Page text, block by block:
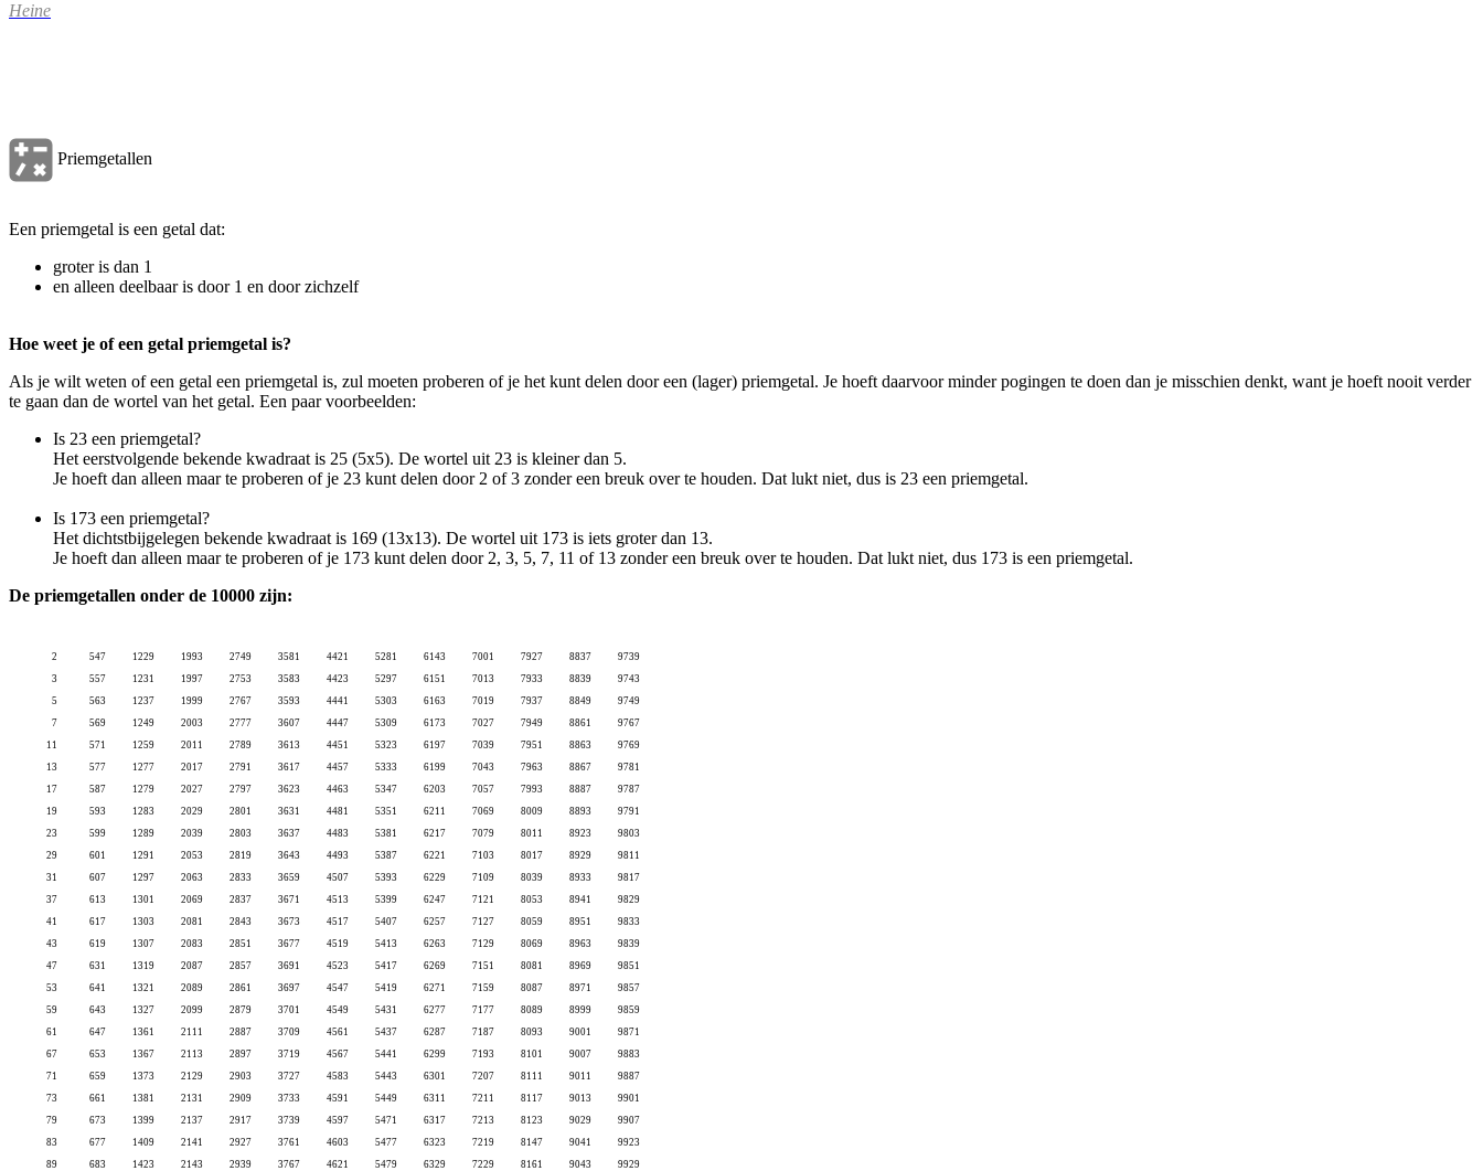
Heine
Priemgetallen
Een priemgetal is een getal dat:
groter is dan 1
en alleen deelbaar is door 1 en door zichzelf
Hoe weet je of een getal priemgetal is?
Als je wilt weten of een getal een priemgetal is, zul moeten proberen of je het kunt delen door een (lager) priemgetal. Je hoeft daarvoor minder pogingen te doen dan je misschien denkt, want je hoeft nooit verder
te gaan dan de wortel van het getal. Een paar voorbeelden:
Is 23 een priemgetal?
Het eerstvolgende bekende kwadraat is 25 (5x5). De wortel uit 23 is kleiner dan 5.
Je hoeft dan alleen maar te proberen of je 23 kunt delen door 2 of 3 zonder een breuk over te houden. Dat lukt niet, dus is 23 een priemgetal.
Is 173 een priemgetal?
Het dichtstbijgelegen bekende kwadraat is 169 (13x13). De wortel uit 173 is iets groter dan 13.
Je hoeft dan alleen maar te proberen of je 173 kunt delen door 2, 3, 5, 7, 11 of 13 zonder een breuk over te houden. Dat lukt niet, dus 173 is een priemgetal.
De priemgetallen onder de 10000 zijn:
2 547 1229 1993 2749 3581 4421 5281 6143 7001 7927 8837
9739
3
557 1231 1997 2753 3583 4423 5297 6151 7013 7933 8839
9743
5
563 1237 1999 2767 3593 4441 5303 6163 7019 7937 8849
9749
7
569 1249 2003 2777 3607 4447 5309 6173 7027 7949 8861
9767
11
571 1259 2011 2789 3613 4451 5323 6197 7039 7951 8863
9769
13
577 1277 2017 2791 3617 4457 5333 6199 7043 7963 8867
9781
17
587 1279 2027 2797 3623 4463 5347 6203 7057 7993 8887
9787
19
593 1283 2029 2801 3631 4481 5351 6211 7069 8009 8893
9791
23
599 1289 2039 2803 3637 4483 5381 6217 7079 8011 8923
9803
29
601 1291 2053 2819 3643 4493 5387 6221 7103 8017 8929
9811
31
607 1297 2063 2833 3659 4507 5393 6229 7109 8039 8933
9817
37
613 1301 2069 2837 3671 4513 5399 6247 7121 8053 8941
9829
41
617 1303 2081 2843 3673 4517 5407 6257 7127 8059 8951
9833
43
619 1307 2083 2851 3677 4519 5413 6263 7129 8069 8963
9839
47
631 1319 2087 2857 3691 4523 5417 6269 7151 8081 8969
9851
53
641 1321 2089 2861 3697 4547 5419 6271 7159 8087 8971
9857
59
643 1327 2099 2879 3701 4549 5431 6277 7177 8089 8999
9859
61
647 1361 2111 2887 3709 4561 5437 6287 7187 8093 9001
9871
67
653 1367 2113 2897 3719 4567 5441 6299 7193 8101 9007
9883
71
659 1373 2129 2903 3727 4583 5443 6301 7207 8111 9011
9887
73
661 1381 2131 2909 3733 4591 5449 6311 7211 8117 9013
9901
79
673 1399 2137 2917 3739 4597 5471 6317 7213 8123 9029
9907
83
677 1409 2141 2927 3761 4603 5477 6323 7219 8147 9041
9923
89
683 1423 2143 2939 3767 4621 5479 6329 7229 8161 9043
9929